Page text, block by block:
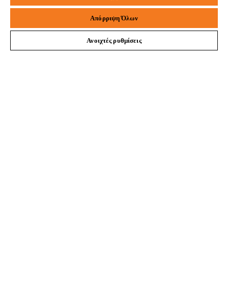
Εταιρεία
Απόρριψη Όλων
Ανοιχτές ρυθμίσεις